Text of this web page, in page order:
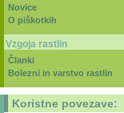
Novice
O piškotkih
Vzgoja rastlin
Članki
Bolezni in varstvo rastlin
Koristne povezave: